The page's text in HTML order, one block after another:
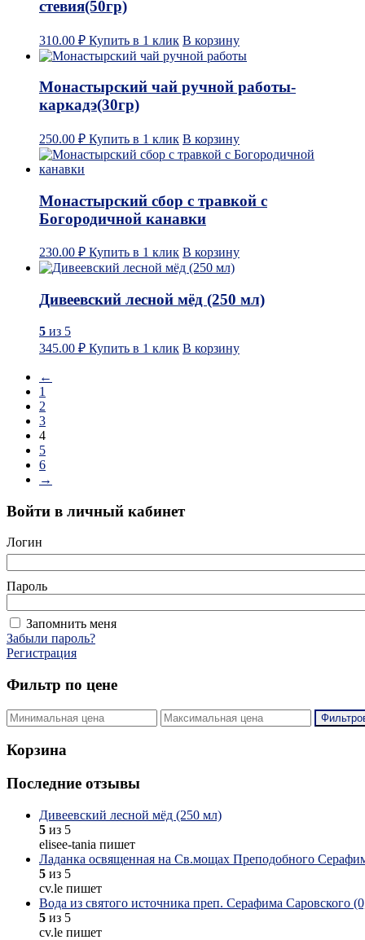
стевия(50гр)
310.00 ₽ Купить в 1 клик В корзину
Монастырский чай ручной работы-
каркадэ(30гр)
250.00 ₽ Купить в 1 клик В корзину
Монастырский сбор с травкой с
Богородичной канавки
230.00 ₽ Купить в 1 клик В корзину
Дивеевский лесной мёд (250 мл)
5 из 5
345.00 ₽ Купить в 1 клик В корзину
←
1
2
3
4
5
6
→
Войти в личный кабинет
Логин
Пароль
Запомнить меня
Забыли пароль?
Регистрация
Фильтр по цене
Корзина
Последние отзывы
Дивеевский лесной мёд (250 мл)
5 из 5
elisee-tania пишет
Ладанка освященная на Св.мощах Преподобного
5 из 5
cv.le пишет
Вода из святого источника преп. Серафима Саровского
5 из 5
cv.le пишет